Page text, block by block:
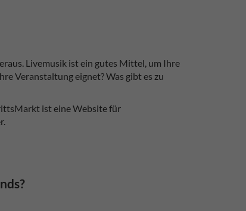
Livemusik ist ein gutes Mittel, um Ihre
Veranstaltung eignet? Was gibt es zu
ist eine Website für